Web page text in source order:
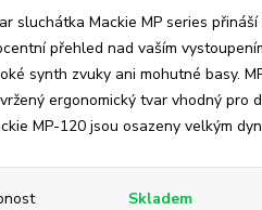
sluchátka Mackie MP series
přehled nad vaším
synth zvuky ani mohutné basy.
ergonomický tvar vhodný pro
MP-120 jsou osazeny velkým
Skladem